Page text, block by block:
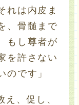
れは内皮ま
、骨髄まで
もし尊者が
を許さない
のです」
、促し、